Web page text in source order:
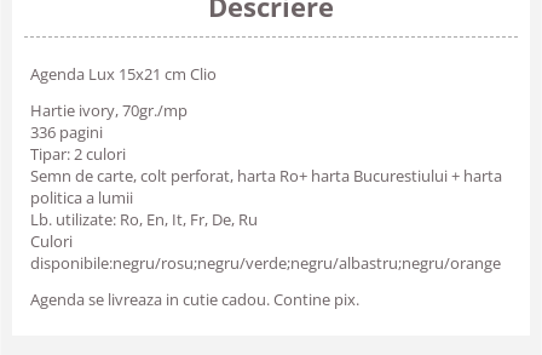
Agenda Lux 15x21 cm Clio
Hartie ivory, 70gr./mp
336 pagini
Tipar: 2 culori
Semn de carte, colt perforat, harta Ro+ harta Bucurestiului + harta
politica a lumii
Lb. utilizate: Ro, En, It, Fr, De, Ru
Culori
disponibile:negru/rosu;negru/verde;negru/albastru;negru/orange
Agenda se livreaza in cutie cadou. Contine pix.